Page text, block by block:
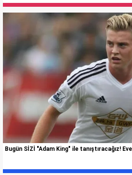
Bugün SİZİ "Adam King" ile tanıştıracağız!